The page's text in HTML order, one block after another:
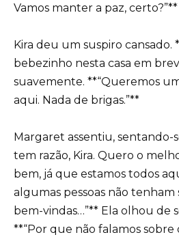
Vamos manter a paz, certo?”**
Kira deu um suspiro cansado.
bebezinho nesta casa em
suavemente. **“Queremos
aqui. Nada de brigas.”**
Margaret assentiu, sentando-
tem razão, Kira. Quero o
bem, já que estamos todos
algumas pessoas não
bem-vindas…”** Ela olhou de
**“Por que não falamos sobre